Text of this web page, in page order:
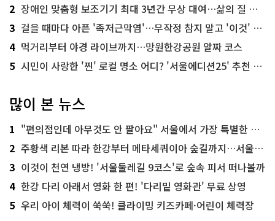
2 장애인 맞춤형 보조기기 최대 3년간 무상 대여…삶의 질 높인다
3 걸을 때마다 아픈 '족저근막염'…무작정 참지 말고 '이것' 해보세요!
4 먹거리부터 야경 라이브까지…망원한강공원 알짜 코스
5 시민이 사랑한 '찐' 로컬 명소 어디? '서울에디션25' 추천 코스
많이 본 뉴스
1 "편의점인데 아무것도 안 팔아요" 서울에서 가장 특별한 편의점의 정체
2 주황색 리본 따라 한강부터 메타세쿼이아 숲길까지…서울둘레길 15코스
3 이것이 천연 냉방! '서울둘레길 9코스'로 숲속 피서 떠나볼까
4 한강 다리 아래서 영화 한 편! '다리밑 영화관' 무료 상영
5 우리 아이 체력이 쑥쑥! 클라이밍 키즈카페·어린이 체력장